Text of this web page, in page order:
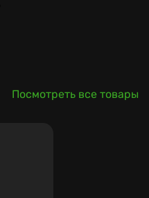
Посмотреть все товары